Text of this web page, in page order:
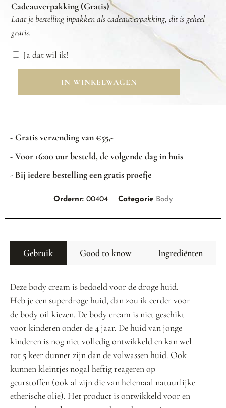
Cadeauverpakking (Gratis)
Laat je bestelling inpakken als cadeauverpakking, dit is geheel
gratis.
Ja dat wil ik!
IN WINKELWAGEN
- Gratis verzending van €55,-
- Voor 16:00 uur besteld, de volgende dag in huis
- Bij iedere bestelling een gratis proefje
Ordernr: 00404 Categorie Body
Gebruik Good to know Ingrediënten
Deze body cream is bedoeld voor de droge huid.
Heb je een superdroge huid, dan zou ik eerder voor
de body oil kiezen. De body cream is niet geschikt
voor kinderen onder de 4 jaar. De huid van jonge
kinderen is nog niet volledig ontwikkeld en kan wel
tot 5 keer dunner zijn dan de volwassen huid. Ook
kunnen kleintjes nogal heftig reageren op
geurstoffen (ook al zijn die van helemaal natuurlijke
etherische olie). Het product is ontwikkeld voor en